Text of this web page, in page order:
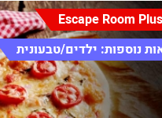
Escape Room Plus
נוספות: ילדים/טבעונית